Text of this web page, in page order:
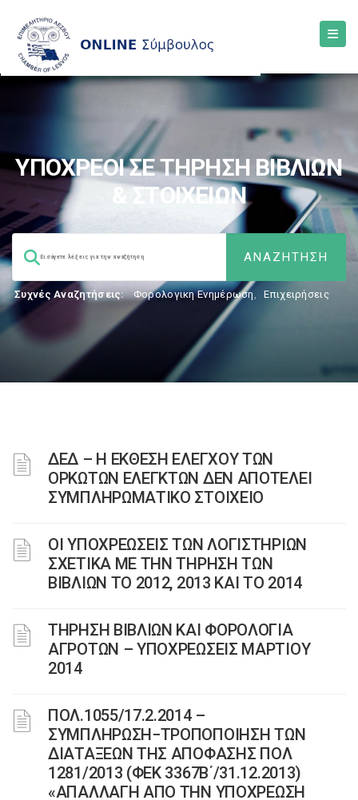
ΥΠΟΧΡΕΟΙ ΣΕ ΤΗΡΗΣΗ ΒΙΒΛΙΩΝ
& ΣΤΟΙΧΕΙΩΝ
Συχνές Αναζητήσεις: Φορολογικη Ενημέρωση, Επιχειρήσεις
ΔΕΔ – Η ΕΚΘΕΣΗ ΕΛΕΓΧΟΥ ΤΩΝ
ΟΡΚΩΤΩΝ ΕΛΕΓΚΤΩΝ ΔΕΝ ΑΠΟΤΕΛΕΙ
ΣΥΜΠΛΗΡΩΜΑΤΙΚΟ ΣΤΟΙΧΕΙΟ
ΟΙ ΥΠΟΧΡΕΩΣΕΙΣ ΤΩΝ ΛΟΓΙΣΤΗΡΙΩΝ
ΣΧΕΤΙΚΑ ΜΕ ΤΗΝ ΤΗΡΗΣΗ ΤΩΝ
ΒΙΒΛΙΩΝ ΤΟ 2012, 2013 ΚΑΙ ΤΟ 2014
ΤΗΡΗΣΗ ΒΙΒΛΙΩΝ ΚΑΙ ΦΟΡΟΛΟΓΙΑ
ΑΓΡΟΤΩΝ – ΥΠΟΧΡΕΩΣΕΙΣ ΜΑΡΤΙΟΥ
2014
ΠΟΛ.1055/17.2.2014 –
ΣΥΜΠΛΗΡΩΣΗ−ΤΡΟΠΟΠΟΙΗΣΗ ΤΩΝ
ΔΙΑΤΑΞΕΩΝ ΤΗΣ ΑΠΟΦΑΣΗΣ ΠΟΛ
1281/2013 (ΦΕΚ 3367Β΄/31.12.2013)
«ΑΠΑΛΛΑΓΗ ΑΠΟ ΤΗΝ ΥΠΟΧΡΕΩΣΗ